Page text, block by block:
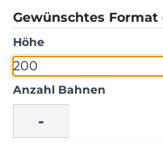
Gewünschtes Format
Höhe
Anzahl Bahnen
-